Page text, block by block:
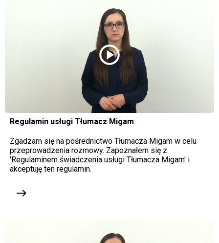
play_circle
Regulamin usługi Tłumacz Migam
Zgadzam się na pośrednictwo Tłumacza Migam w celu
przeprowadzenia rozmowy. Zapoznałem się z
'Regulaminem świadczenia usługi Tłumacza Migam' i
akceptuję ten regulamin.
east